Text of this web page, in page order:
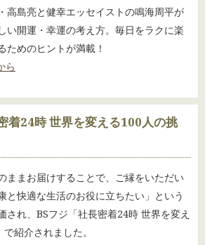
らだの健幸タイム/連載編12月『Vol.272 12月
のまわりには、明るい人が集まる』を掲載しまし
だの健幸タイム/ラジオ番組2024.11.5放送分『広げ
更新しました。
だの健幸タイム/ラジオ番組2024.10.1放送分『「良
」で明るい脳に(後編)』を更新しました。
らだの健幸タイム/連載編10月『Vol.270 10月
だの健幸タイム/ラジオ番組2024.9.3放送分『「良か
で明るい脳に(前編)』を更新しました。
らだの健幸タイム/連載編9月『Vol.269 9月 『た
る』を掲載しました。
高島亮と健幸エッセイストの鳴海周平が
い開運・幸運の考え方。毎日をラクに楽
ためのヒントが満載！
ら
着24時 世界を変える100人の挑
ままお届けすることで、ご縁をいただい
と快適な生活のお役に立ちたい」という
され、BSフジ「社長密着24時 世界を変え
紹介されました。